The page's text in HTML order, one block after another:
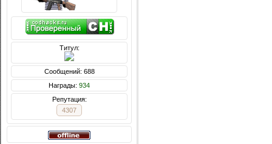
Титул:
Сообщений: 688
Награды: 934
Репутация:
4307